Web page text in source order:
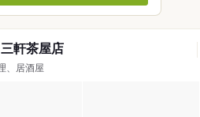
軒茶屋店
、居酒屋